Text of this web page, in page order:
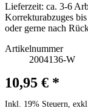
Lieferzeit: ca. 3-6
Korrekturabzuges
oder gerne nach
Artikelnummer
2004136-W
10,95 € *
Inkl. 19% Steuern, exkl.